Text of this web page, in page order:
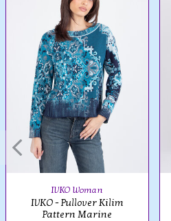
IVKO Woman
IVKO - Pullover Kilim
Pattern Marine